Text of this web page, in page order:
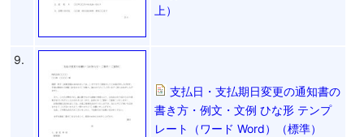
上）
9.
支払日・支払期日変更の通知書の
書き方・例文・文例 ひな形 テンプ
レート（ワード Word）（標準）